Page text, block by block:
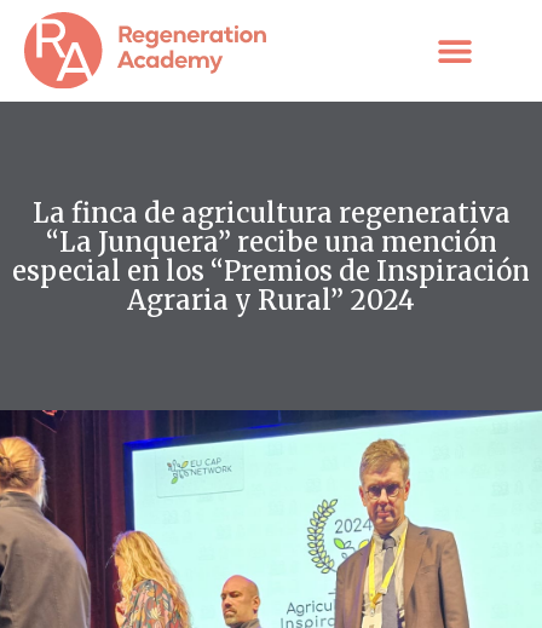
content
La finca de agricultura regenerativa
“La Junquera” recibe una mención
especial en los “Premios de Inspiración
Agraria y Rural” 2024